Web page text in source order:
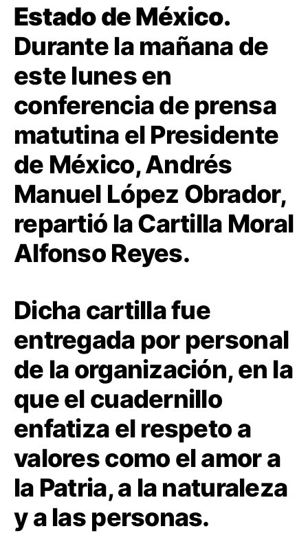
Estado de México.
Durante la mañana de
este lunes en
conferencia de prensa
matutina el Presidente
de México, Andrés
Manuel López Obrador,
repartió la Cartilla Moral
Alfonso Reyes.
Dicha cartilla fue
entregada por personal
de la organización, en la
que el cuadernillo
enfatiza el respeto a
valores como el amor a
la Patria, a la naturaleza
y a las personas.